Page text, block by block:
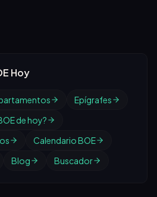
Hoy
Epígrafes
de hoy?
Calendario BOE
Blog Buscador